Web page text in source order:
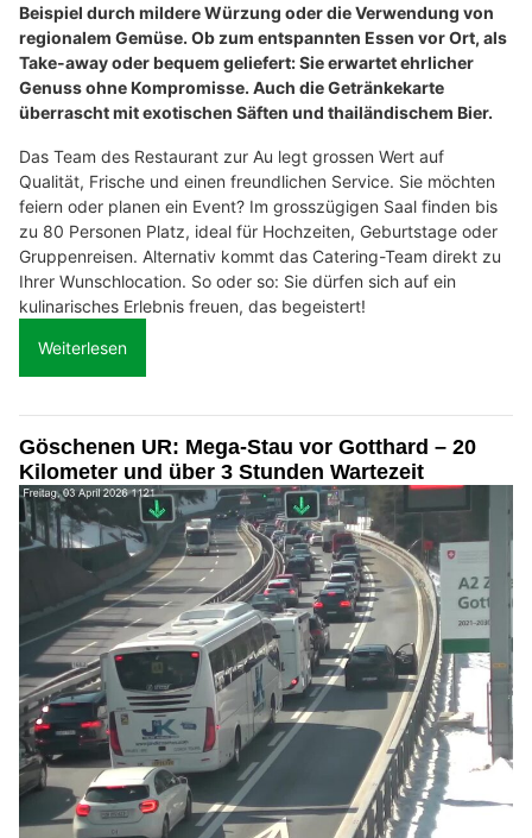
Beispiel durch mildere Würzung oder die Verwendung von
regionalem Gemüse. Ob zum entspannten Essen vor Ort, als
Take-away oder bequem geliefert: Sie erwartet ehrlicher
Genuss ohne Kompromisse. Auch die Getränkekarte
überrascht mit exotischen Säften und thailändischem Bier.
Das Team des Restaurant zur Au legt grossen Wert auf
Qualität, Frische und einen freundlichen Service. Sie möchten
feiern oder planen ein Event? Im grosszügigen Saal finden bis
zu 80 Personen Platz, ideal für Hochzeiten, Geburtstage oder
Gruppenreisen. Alternativ kommt das Catering-Team direkt zu
Ihrer Wunschlocation. So oder so: Sie dürfen sich auf ein
kulinarisches Erlebnis freuen, das begeistert!
Weiterlesen
Göschenen UR: Mega-Stau vor Gotthard – 20
Kilometer und über 3 Stunden Wartezeit